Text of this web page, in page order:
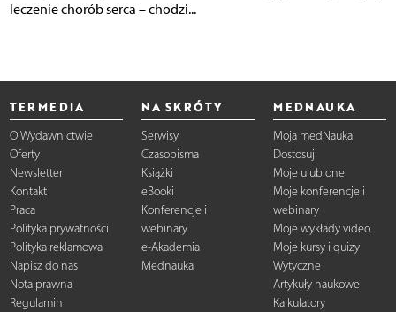
leczenie chorób serca – chodzi...
TERMEDIA
O Wydawnictwie
Oferty
Newsletter
Kontakt
Praca
Polityka prywatności
Polityka reklamowa
Napisz do nas
Nota prawna
Regulamin
NA SKRÓTY
Serwisy
Czasopisma
Książki
eBooki
Konferencje i
webinary
e-Akademia
Mednauka
MEDNAUKA
Moja medNauka
Dostosuj
Moje ulubione
Moje konferencje i
webinary
Moje wykłady video
Moje kursy i quizy
Wytyczne
Artykuły naukowe
Kalkulatory